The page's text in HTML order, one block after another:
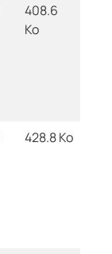
408.6
Ko
428.8 Ko